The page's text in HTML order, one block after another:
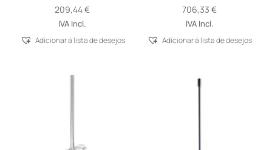
209,44€
IVA Incl.
Adicionar á lista de desejos
706,33€
IVA Incl.
Adicionar á lista de desejos